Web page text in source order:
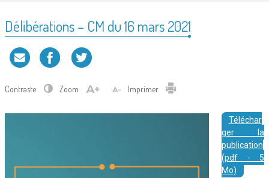
Délibérations – CM du 16 mars 2021
Contraste Zoom Imprimer
Téléchar
ger la
publication
(pdf - 5
Mo)